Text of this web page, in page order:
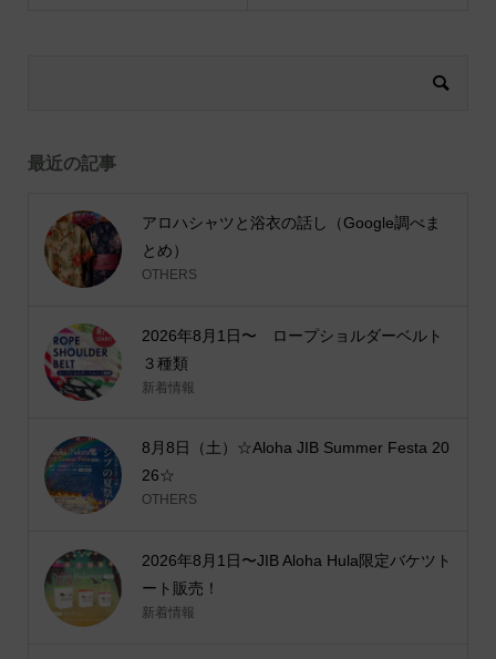
最近の記事
アロハシャツと浴衣の話し（Google調べま
とめ）
OTHERS
2026年8月1日〜 ロープショルダーベルト
３種類
新着情報
8月8日（土）☆Aloha JIB Summer Festa 20
26☆
OTHERS
2026年8月1日〜JIB Aloha Hula限定バケツト
ート販売！
新着情報